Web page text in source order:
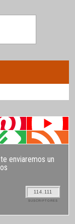
enviaremos un
114.111
SUSCRIPTORES